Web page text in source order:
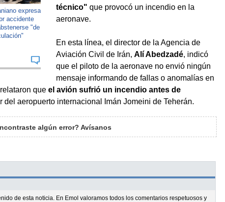
expresa
accidente
"de
técnico" que provocó un incendio en la
aeronave.
En esta línea, el director de la Agencia de
Aviación Civil de Irán, Alí Abedzadé, indicó
que el piloto de la aeronave no envió ningún
mensaje informando de fallas o anomalías en
que el avión sufrió un incendio antes de
del aeropuerto internacional Imán Jomeini de Teherán.
algún error?Avísanos
de esta noticia. En Emol valoramos todos los comentarios respetuosos y